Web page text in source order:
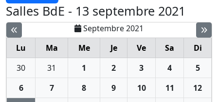
Salles BdE - 13 septembre 2021
Septembre 2021
Lu
Ma Me Je Ve Sa
Di
30
31 1 2 3 4
5
6
7 8 9 10 11
12